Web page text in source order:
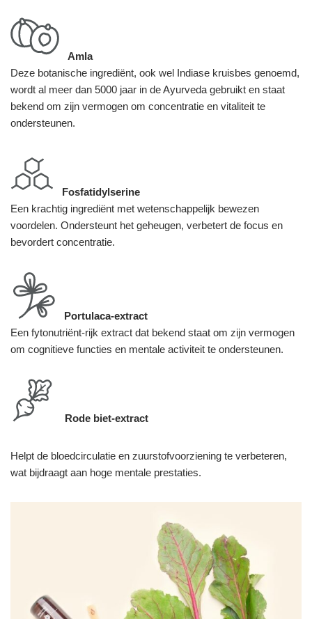
Amla
Deze botanische ingrediënt, ook wel Indiase kruisbes genoemd,
wordt al meer dan 5000 jaar in de Ayurveda gebruikt en staat
bekend om zijn vermogen om concentratie en vitaliteit te
ondersteunen.
Fosfatidylserine
Een krachtig ingrediënt met wetenschappelijk bewezen
voordelen. Ondersteunt het geheugen, verbetert de focus en
bevordert concentratie.
Portulaca-extract
Een fytonutriënt-rijk extract dat bekend staat om zijn vermogen
om cognitieve functies en mentale activiteit te ondersteunen.
Rode biet-extract
Helpt de bloedcirculatie en zuurstofvoorziening te verbeteren,
wat bijdraagt aan hoge mentale prestaties.